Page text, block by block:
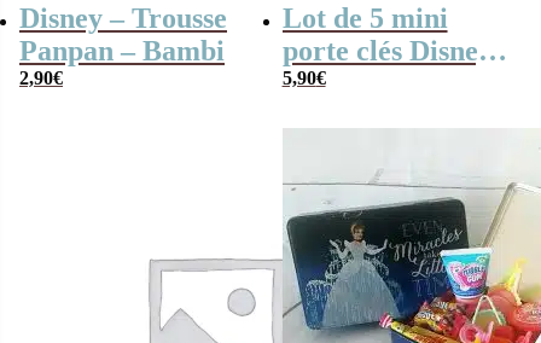
Disney – Trousse
Panpan – Bambi
2,90€
Lot de 5 mini
porte clés Disney
Princesses
5,90€